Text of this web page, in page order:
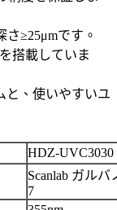
≥25μmです。
搭載していま
と、使いやすいユ
HDZ-UVC3030
Scanlab ガル
7